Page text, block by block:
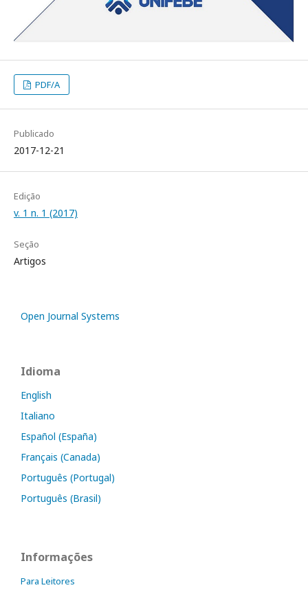
PDF/A
Publicado
2017-12-21
Edição
v. 1 n. 1 (2017)
Seção
Artigos
Open Journal Systems
Idioma
English
Italiano
Español (España)
Français (Canada)
Português (Portugal)
Português (Brasil)
Informações
Para Leitores